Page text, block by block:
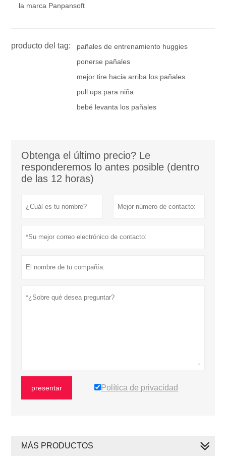
la marca Panpansoft
producto del tag:
pañales de entrenamiento huggies
ponerse pañales
mejor tire hacia arriba los pañales
pull ups para niña
bebé levanta los pañales
Obtenga el último precio? Le
responderemos lo antes posible (dentro
de las 12 horas)
presentar Política de privacidad
MÁS PRODUCTOS